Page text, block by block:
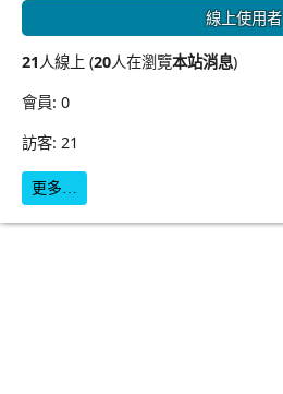
線上使用者
21人線上 (20人在瀏覽本站消息)
會員: 0
訪客: 21
更多…